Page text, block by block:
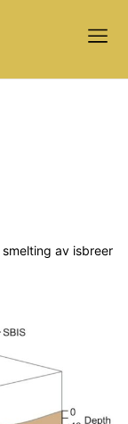
av isbreer